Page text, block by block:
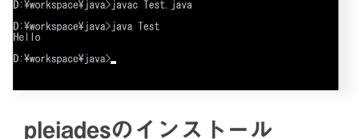
pleiadesのインストール